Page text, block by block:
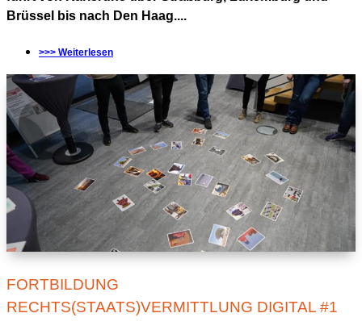
Brüssel bis nach Den Haag....
>>> Weiterlesen
FORTBILDUNG
RECHTS(STAATS)VERMITTLUNG DIGITAL #1